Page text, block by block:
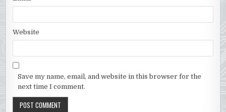
Website
Save my name, email, and website in this browser for the
next time I comment.